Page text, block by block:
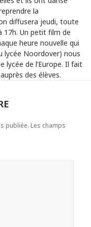
la
diffusera jeudi, toute
17h. Un petit film de
heure nouvelle qui
lycée Noordover) nous
lycée de l’Europe. Il fait
des élèves.
publiée. Les champs